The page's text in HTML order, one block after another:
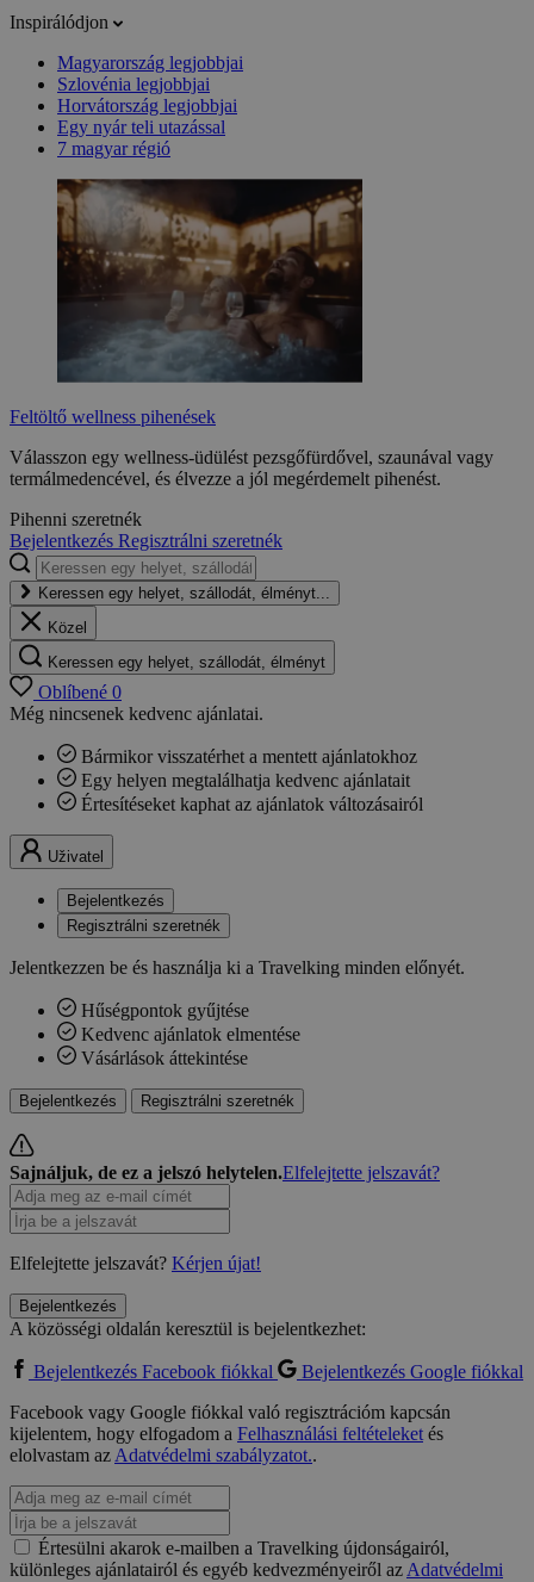
Inspirálódjon
Magyarország legjobbjai
Szlovénia legjobbjai
Horvátország legjobbjai
Egy nyár teli utazással
7 magyar régió
Feltöltő wellness pihenések
Válasszon egy wellness-üdülést pezsgőfürdővel, szaunával vagy
termálmedencével, és élvezze a jól megérdemelt pihenést.
Pihenni szeretnék
Bejelentkezés Regisztrálni szeretnék
Keressen egy helyet, szállodát, élményt...
Közel
Keressen egy helyet, szállodát, élményt
Oblíbené 0
Még nincsenek kedvenc ajánlatai.
Bármikor visszatérhet a mentett ajánlatokhoz
Egy helyen megtalálhatja kedvenc ajánlatait
Értesítéseket kaphat az ajánlatok változásairól
Uživatel
Bejelentkezés
Regisztrálni szeretnék
Jelentkezzen be és használja ki a Travelking minden előnyét.
Hűségpontok gyűjtése
Kedvenc ajánlatok elmentése
Vásárlások áttekintése
Bejelentkezés Regisztrálni szeretnék
Sajnáljuk, de ez a jelszó helytelen.Elfelejtette jelszavát?
Elfelejtette jelszavát? Kérjen újat!
Bejelentkezés
A közösségi oldalán keresztül is bejelentkezhet:
Bejelentkezés Facebook fiókkal
Bejelentkezés Google fiókkal
Facebook vagy Google fiókkal való regisztrációm kapcsán
kijelentem, hogy elfogadom a Felhasználási feltételeketés
elolvastam azAdatvédelmi szabályzatot..
Értesülni akarok e-mailben a Travelking újdonságairól,
különleges ajánlatairól és egyéb kedvezményeiről azAdatvédelmi